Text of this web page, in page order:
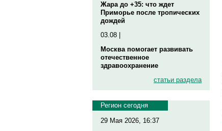
Жара до +35: что ждет
Приморье после тропических
дождей
03.08 |
Москва помогает развивать
отечественное
здравоохранение
статьи раздела
Регион сегодня
29 Мая 2026, 16:37